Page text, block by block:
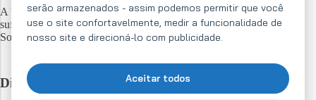
A base destes separadores são os ímanes de ferrite que produzem a
suficiente força para separar até as folhas metálicas lubrificadas.
Somente é possível separar as folhas metálicas condutivas.
Dimensão de separadores de folhas
serão armazenados - assim podemos permitir que você
use o site confortavelmente, medir a funcionalidade de
nosso site e direcioná-lo com publicidade.
Aceitar todos